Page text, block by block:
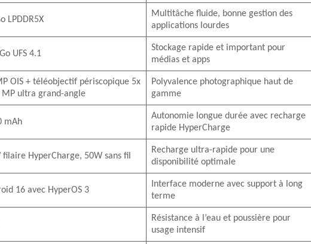
LPDDR5X
Multitâche fluide, bonne gestion des
applications lourdes
UFS 4.1
Stockage rapide et important pour
médias et apps
OIS + téléobjectif périscopique 5x
MP ultra grand-angle
Polyvalence photographique haut de
gamme
mAh
Autonomie longue durée avec recharge
rapide HyperCharge
filaire HyperCharge, 50W sans fil
Recharge ultra-rapide pour une
disponibilité optimale
16 avec HyperOS 3
Interface moderne avec support à long
terme
Résistance à l’eau et poussière pour
usage intensif